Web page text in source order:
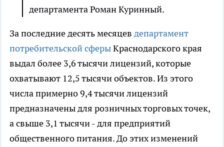
департамента Роман Куринный.
За последние десять месяцев департамент
потребительской сферыКраснодарского края
выдал более 3,6 тысячи лицензий, которые
охватывают 12,5 тысячи объектов. Из этого
числа примерно 9,4 тысячи лицензий
предназначены для розничных торговых точек,
а свыше 3,1 тысячи - для предприятий
общественного питания. До этих изменений